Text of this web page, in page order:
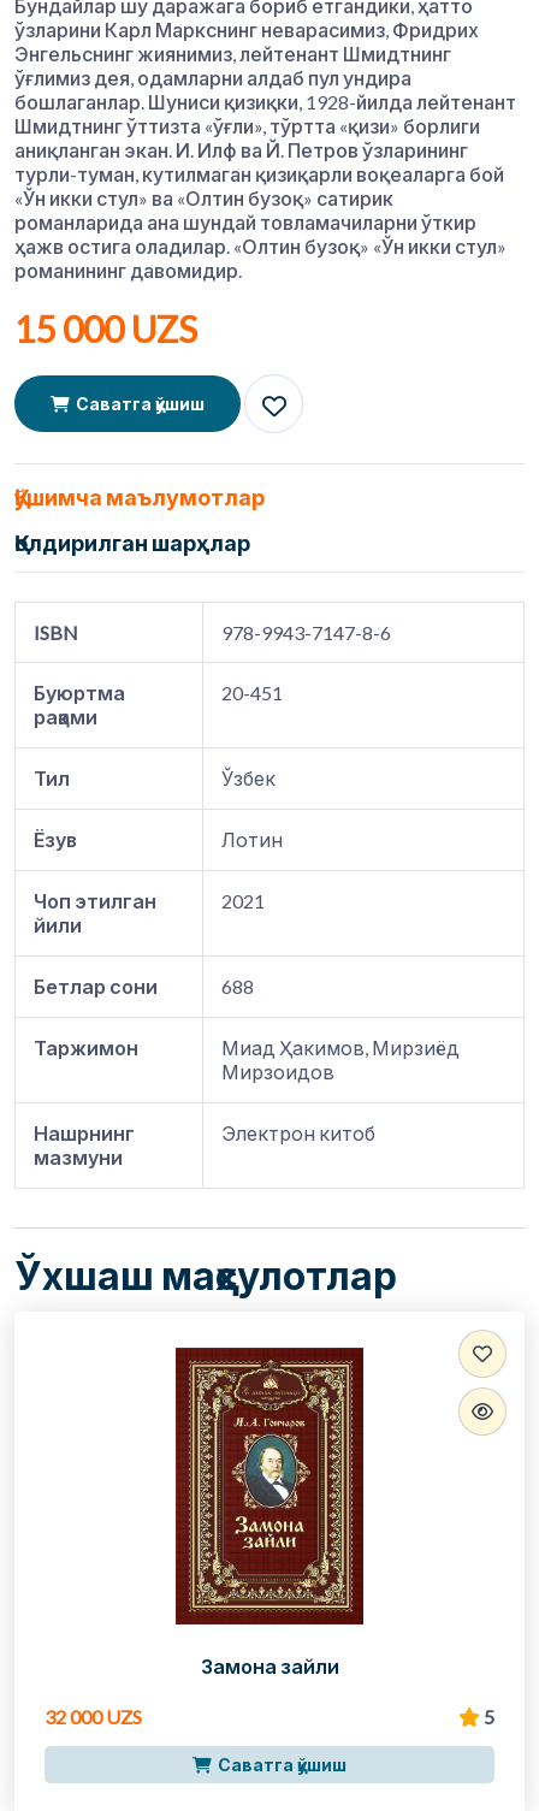
Бундайлар шу даражага бориб етгандики, ҳатто
ўзларини Карл Маркснинг неварасимиз, Фридрих
Энгельснинг жиянимиз, лейтенант Шмидтнинг
ўғлимиз дея, одамларни алдаб пул ундира
бошлаганлар. Шуниси қизиқки, 1928-йилда лейтенант
Шмидтнинг ўттизта «ўғли», тўртта «қизи» борлиги
аниқланган экан. И. Илф ва Й. Петров ўзларининг
турли-туман, кутилмаган қизиқарли воқеаларга бой
«Ўн икки стул» ва «Олтин бузоқ» сатирик
романларида ана шундай товламачиларни ўткир
ҳажв остига оладилар. «Олтин бузоқ» «Ўн икки стул»
романининг давомидир.
15 000 UZS
Саватга қўшиш
Қўшимча маълумотлар
Қолдирилган шарҳлар
ISBN 978-9943-7147-8-6
Буюртма
рақами
20-451
Тил Ўзбек
Ёзув Лотин
Чоп этилган
йили
2021
Бетлар сони 688
Таржимон
Миад Ҳакимов, Мирзиёд
Мирзоидов
Нашрнинг
мазмуни
Электрон китоб
Ўхшаш маҳсулотлар
Замона зайли
32 000 UZS 5
Саватга қўшиш